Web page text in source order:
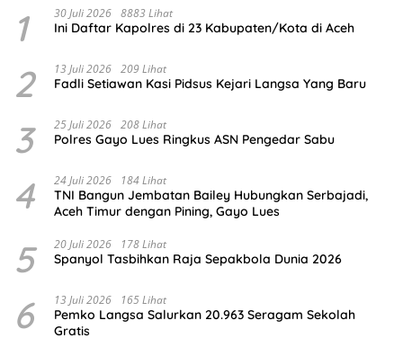
1 30 Juli 2026 8883 Lihat
Ini Daftar Kapolres di 23 Kabupaten/Kota di Aceh
2 13 Juli 2026 209 Lihat
Fadli Setiawan Kasi Pidsus Kejari Langsa Yang Baru
3 25 Juli 2026 208 Lihat
Polres Gayo Lues Ringkus ASN Pengedar Sabu
4 24 Juli 2026 184 Lihat
TNI Bangun Jembatan Bailey Hubungkan Serbajadi,
Aceh Timur dengan Pining, Gayo Lues
5 20 Juli 2026 178 Lihat
Spanyol Tasbihkan Raja Sepakbola Dunia 2026
6 13 Juli 2026 165 Lihat
Pemko Langsa Salurkan 20.963 Seragam Sekolah
Gratis